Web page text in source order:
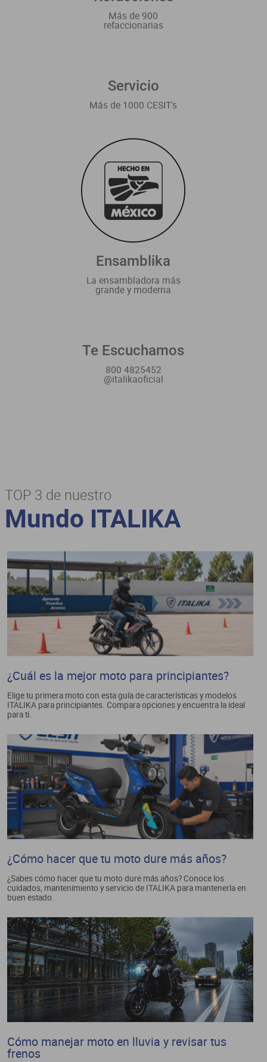
Más de 900
refaccionarias
Servicio
Más de 1000 CESIT's
Ensamblika
La ensambladora más
grande y moderna
Te Escuchamos
800 4825452
@italikaoficial
TOP 3 de nuestro
Mundo ITALIKA
¿Cuál es la mejor moto para principiantes?
Elige tu primera moto con esta guía de características y modelos
ITALIKA para principiantes. Compara opciones y encuentra la ideal
para ti.
¿Cómo hacer que tu moto dure más años?
¿Sabes cómo hacer que tu moto dure más años? Conoce los
cuidados, mantenimiento y servicio de ITALIKA para mantenerla en
buen estado.
Cómo manejar moto en lluvia y revisar tus
frenos